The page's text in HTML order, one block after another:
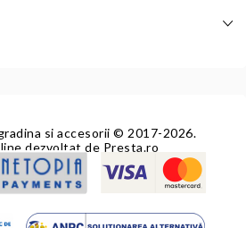
si accesorii © 2017-2026.
dezvoltat de Presta.ro